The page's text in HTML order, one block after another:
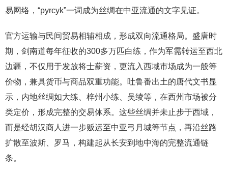
易网络，“pyrcyk”一词成为丝绸在中亚流通的文字见证。
官方运输与民间贸易相辅相成，形成双向流通格局。盛唐时
期，剑南道每年征收的300多万匹白练，作为军需转运至西北
边疆，不仅用于发放将士薪资，更流入西域市场成为一般等
价物，兼具货币与商品双重功能。吐鲁番出土的唐代文书显
示，内地丝绸如大练、梓州小练、吴绫等，在西州市场被分
类定价，形成完整的交易体系。这些丝绸并未止步于西域，
而是经胡汉商人进一步贩运至中亚弓月城等节点，再沿丝路
扩散至波斯、罗马，构建起从长安到地中海的完整流通链
条。